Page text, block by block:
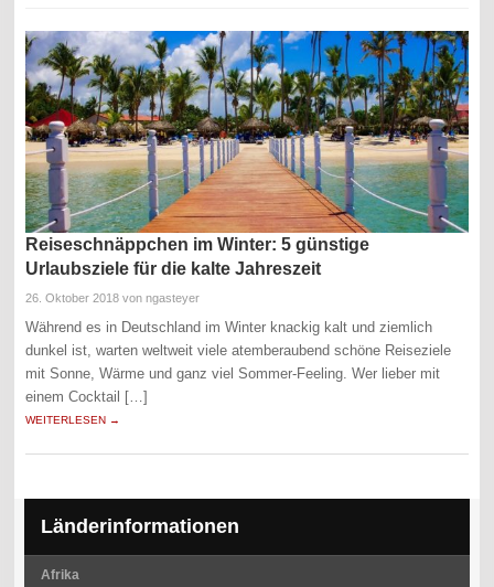
Reiseschnäppchen im Winter: 5 günstige
Urlaubsziele für die kalte Jahreszeit
26. Oktober 2018 von ngasteyer
Während es in Deutschland im Winter knackig kalt und ziemlich
dunkel ist, warten weltweit viele atemberaubend schöne Reiseziele
mit Sonne, Wärme und ganz viel Sommer-Feeling. Wer lieber mit
einem Cocktail […]
WEITERLESEN →
Länderinformationen
Afrika